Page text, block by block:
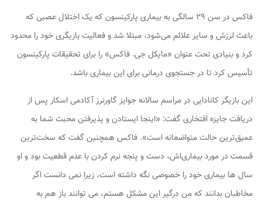
فاکس در سن ۲۹ سالگی به بیماری پارکینسون که یک اختلال عصبی که
باعث لرزش و سایر علائم می‌شود، مبتلا شد و فعالیت بازیگری خود را محدود
کرد و بنیادی تحت عنوان «مایکل جی. فاکس» را برای تحقیقات پارکینسون
تأسیس کرد تا در جستجوی درمانی برای این بیماری باشد.
این بازیگر کانادایی در مراسم سالانه جوایز گاورنرز آکادمی اسکار پس از
دریافت جایزه افتخاری گفت: «اینجا ایستادن و پذیرفتن محبت شما به
عمیق‌ترین حالت متواضعانه است». فاکس همچنین گفت که سخت‌ترین
قسمت در مورد بیماری‌اش، دست و پنجه نرم کردن با عدم قطعیت بود و او
سال ها بیماری خود را خصوصی نگه داشته است، زیرا نمی دانست اگر
مخاطبان بدانند که من درگیر این مشکل هستم، می توانند باز هم به